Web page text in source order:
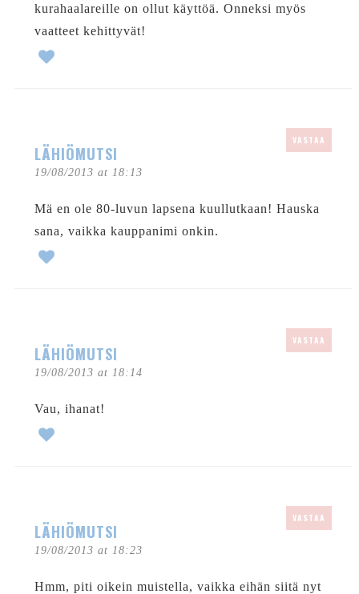
kurahaalareille on ollut käyttöä. Onneksi myös
vaatteet kehittyvät!
LÄHIÖMUTSI
19/08/2013 at 18:13
VASTAA
Mä en ole 80-luvun lapsena kuullutkaan! Hauska
sana, vaikka kauppanimi onkin.
LÄHIÖMUTSI
19/08/2013 at 18:14
VASTAA
Vau, ihanat!
LÄHIÖMUTSI
19/08/2013 at 18:23
VASTAA
Hmm, piti oikein muistella, vaikka eihän siitä nyt